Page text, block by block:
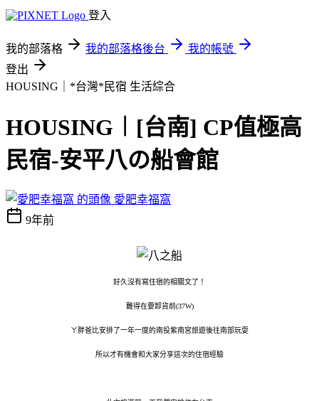
登入
我的部落格 我的部落格後台
我的帳號
登出
HOUSING｜*台灣*民宿 生活綜合
HOUSING︱[台南] CP值極高
民宿-安平八の船會館
愛肥幸福窩
9年前
好久沒有寫住宿的相關文了！
難得在要卸貨前(37W)
ㄚ胖爸比安排了一年一度的南投紫南宮旅遊後往南部玩耍
所以才有機會和大家分享這次的住宿經驗